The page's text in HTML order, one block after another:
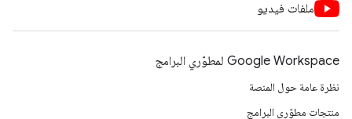
ملفات فيديو
Google Workspace لمطوّري البرامج
نظرة عامة حول المنصة
منتجات مطوّري البرامج